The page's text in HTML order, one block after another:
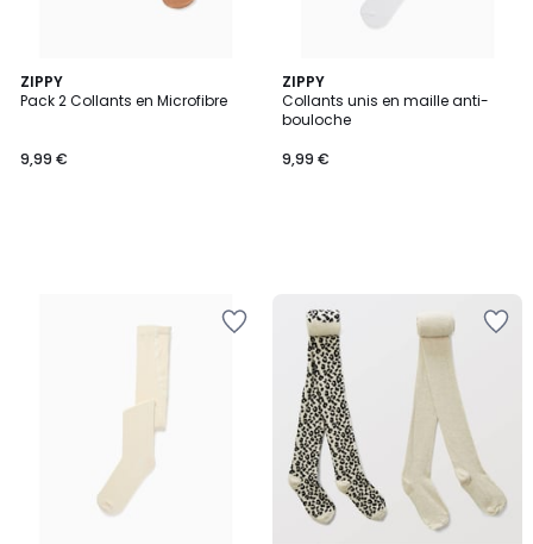
ZIPPY
Pack 2 Collants en Microfibre
9,99 €
ZIPPY
Collants unis en maille anti-
bouloche
9,99 €